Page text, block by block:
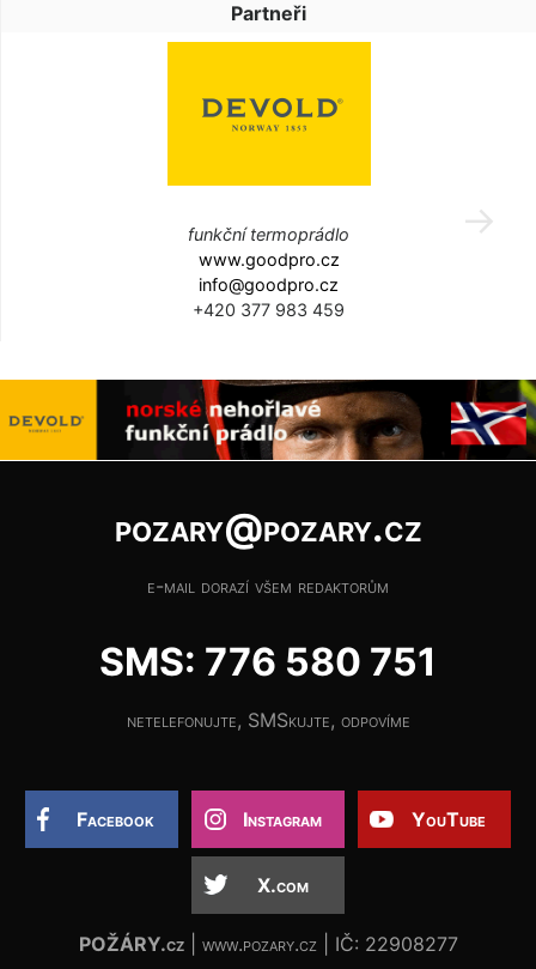
Partneři
funkční termoprádlo
www.goodpro.cz
info@goodpro.cz
+420 377 983 459
pozary@pozary.cz
e-mail dorazí všem redaktorům
SMS: 776 580 751
netelefonujte, SMSkujte, odpovíme
Facebook Instagram YouTube
X.com
POŽÁRY.cz| www.pozary.cz | IČ: 22908277